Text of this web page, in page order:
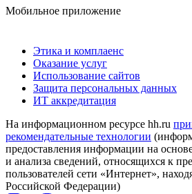
Мобильное приложение
Этика и комплаенс
Оказание услуг
Использование сайтов
Защита персональных данных
ИТ аккредитация
На информационном ресурсе hh.ru
рекомендательные технологии
предоставления информации на
и анализа сведений, относящихся к
пользователей сети «Интернет»,
Российской Федерации)